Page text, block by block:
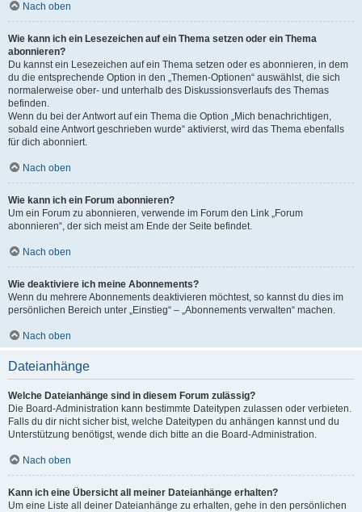
Nach oben
Wie kann ich ein Lesezeichen auf ein Thema setzen oder ein Thema
abonnieren?
Du kannst ein Lesezeichen auf ein Thema setzen oder es abonnieren, in dem
du die entsprechende Option in den „Themen-Optionen“ auswählst, die sich
normalerweise ober- und unterhalb des Diskussionsverlaufs des Themas
befinden.
Wenn du bei der Antwort auf ein Thema die Option „Mich benachrichtigen,
sobald eine Antwort geschrieben wurde“ aktivierst, wird das Thema ebenfalls
für dich abonniert.
Nach oben
Wie kann ich ein Forum abonnieren?
Um ein Forum zu abonnieren, verwende im Forum den Link „Forum
abonnieren“, der sich meist am Ende der Seite befindet.
Nach oben
Wie deaktiviere ich meine Abonnements?
Wenn du mehrere Abonnements deaktivieren möchtest, so kannst du dies im
persönlichen Bereich unter „Einstieg“ – „Abonnements verwalten“ machen.
Nach oben
Dateianhänge
Welche Dateianhänge sind in diesem Forum zulässig?
Die Board-Administration kann bestimmte Dateitypen zulassen oder verbieten.
Falls du dir nicht sicher bist, welche Dateitypen du anhängen kannst und du
Unterstützung benötigst, wende dich bitte an die Board-Administration.
Nach oben
Kann ich eine Übersicht all meiner Dateianhänge erhalten?
Um eine Liste all deiner Dateianhänge zu erhalten, gehe in den persönlichen